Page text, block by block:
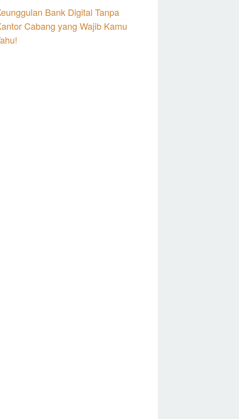
Bank Digital Tanpa
Cabang yang Wajib Kamu